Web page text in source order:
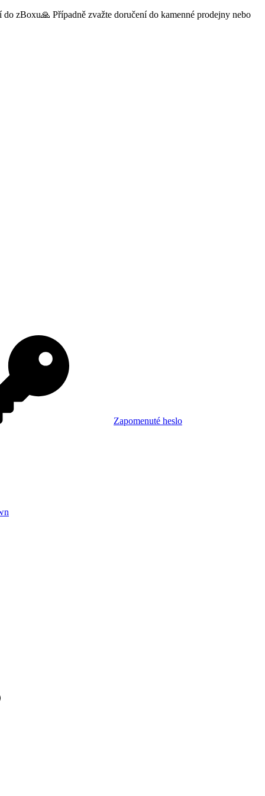
zBoxu🙏 Případně zvažte doručení do kamenné prodejny nebo
Zapomenuté heslo